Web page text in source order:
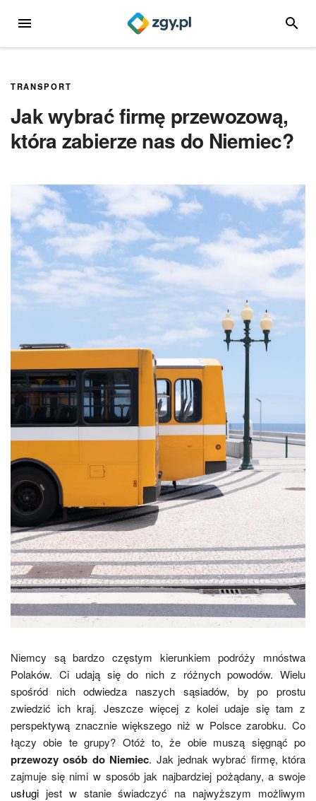
MENU
TRANSPORT
Jak wybrać firmę przewozową,
która zabierze nas do Niemiec?
Niemcy są bardzo częstym kierunkiem podróży mnóstwa
Polaków. Ci udają się do nich z różnych powodów. Wielu
spośród nich odwiedza naszych sąsiadów, by po prostu
zwiedzić ich kraj. Jeszcze więcej z kolei udaje się tam z
perspektywą znacznie większego niż w Polsce zarobku. Co
łączy obie te grupy? Otóż to, że obie muszą sięgnąć po
przewozy osób do Niemiec. Jak jednak wybrać firmę, która
zajmuje się nimi w sposób jak najbardziej pożądany, a swoje
usługi jest w stanie świadczyć na najwyższym możliwym